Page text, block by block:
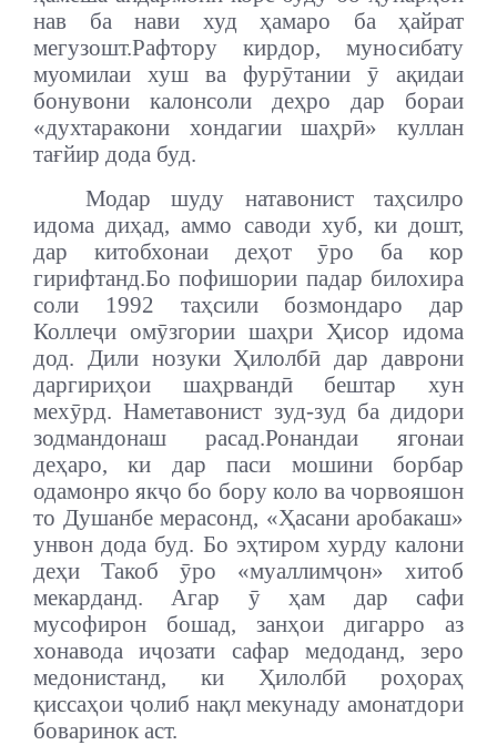
нав ба нави худ ҳамаро ба ҳайрат
мегузошт.Рафтору кирдор, муносибату
муомилаи хуш ва фурӯтании ӯ ақидаи
бонувони калонсоли деҳро дар бораи
«духтаракони хондагии шаҳрӣ» куллан
тағйир дода буд.
Модар шуду натавонист таҳсилро
идома диҳад, аммо саводи хуб, ки дошт,
дар китобхонаи деҳот ӯро ба кор
гирифтанд.Бо пофишории падар билохира
соли 1992 таҳсили бозмондаро дар
Коллеҷи омӯзгории шаҳри Ҳисор идома
дод. Дили нозуки Ҳилолбӣ дар даврони
даргириҳои шаҳрвандӣ бештар хун
мехӯрд. Наметавонист зуд-зуд ба дидори
зодмандонаш расад.Ронандаи ягонаи
деҳаро, ки дар паси мошини борбар
одамонро якҷо бо бору коло ва чорвояшон
то Душанбе мерасонд, «Ҳасани аробакаш»
унвон дода буд. Бо эҳтиром хурду калони
деҳи Такоб ӯро «муаллимҷон» хитоб
мекарданд. Агар ӯ ҳам дар сафи
мусофирон бошад, занҳои дигарро аз
хонавода иҷозати сафар медоданд, зеро
медонистанд, ки Ҳилолбӣ роҳораҳ
қиссаҳои ҷолиб нақл мекунаду амонатдори
боваринок аст.